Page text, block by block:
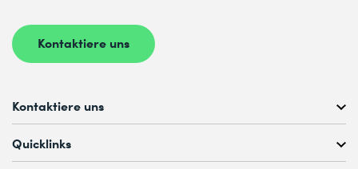
Kontaktiere uns
Kontaktiere uns
Kostenlose Kursberatung unter
+41 44 447 21 21
Quicklinks